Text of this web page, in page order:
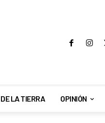
DE LA TIERRA OPINIÓN